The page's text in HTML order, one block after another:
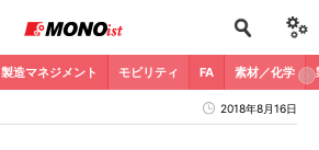
製造マネジメント モビリティ FA 素材／化学
2018年8月16日